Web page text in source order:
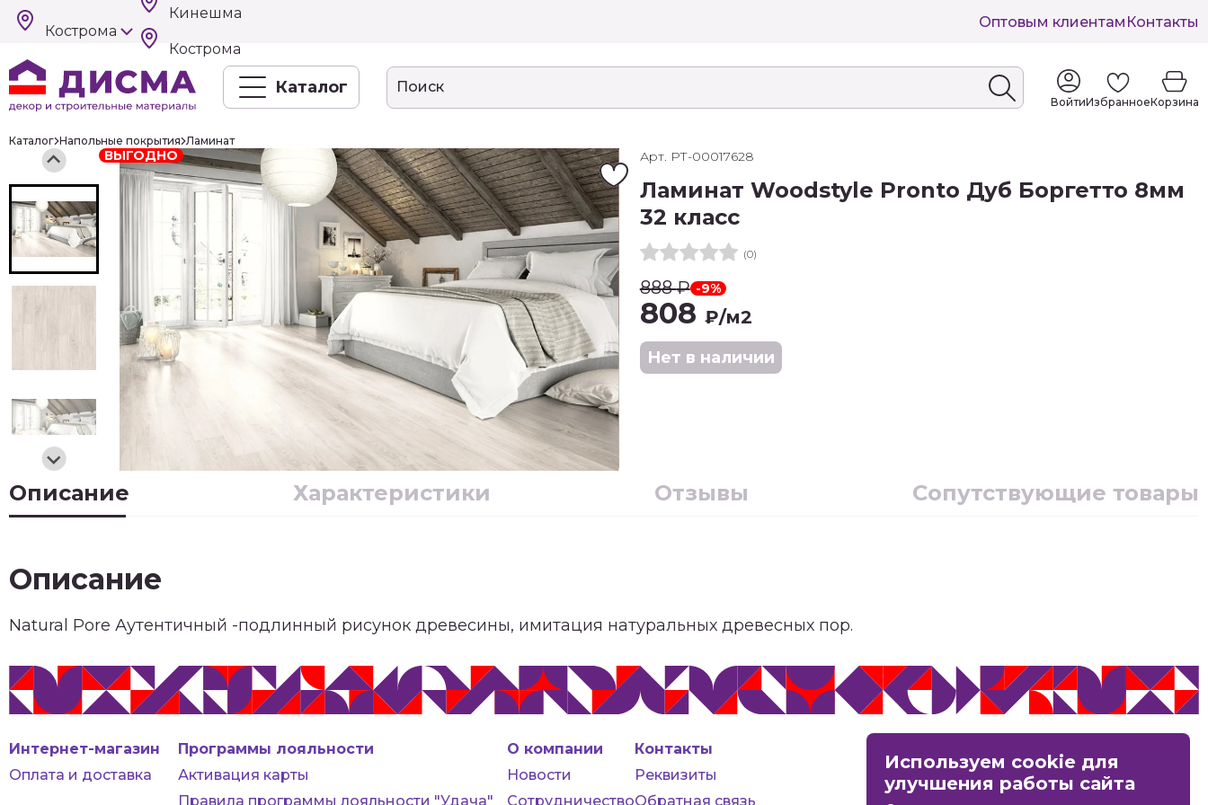
Кострома
Кинешма
Кострома
Оптовым клиентам Контакты
Каталог
ВойтиИзбранноеКорзина
Каталог Напольные покрытия Ламинат
ВЫГОДНО Арт. РТ-00017628
Ламинат Woodstyle Pronto Дуб Боргетто 8мм
32 класс
(0)
888₽ -9%
808 ₽/м2
Нет в наличии
Описание Характеристики Отзывы Сопутствующие товары
Описание
Natural Pore Аутентичный -подлинный рисунок древесины, имитация натуральных древесных пор.
Интернет-магазин
Оплата и доставка
Программы лояльности
Активация карты
Правила программы лояльности "Удача"
О компании
Новости
Сотрудничество
Контакты
Реквизиты
Обратная связь
Вконтакте
Используем cookie для
улучшения работы сайта